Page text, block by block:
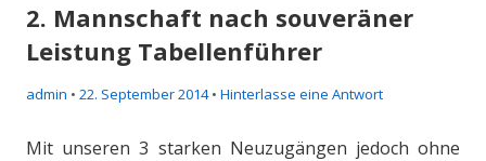
springen
2. Mannschaft nach souveräner
Leistung Tabellenführer
admin • 22. September 2014 • Hinterlasse eine Antwort
Mit unseren 3 starken Neuzugängen jedoch ohne